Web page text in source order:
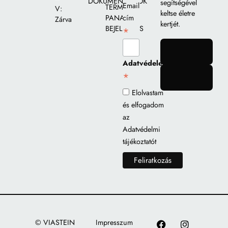
V:
Zárva
TERMÉK
PANASZ
BEJELENTÉS
Email
cím
*
Adatvédelem
*
Elolvastam
és elfogadom
az
Adatvédelmi
tájékoztatót
segítségével
keltse életre
kertjét.
© VIASTEIN
Impresszum